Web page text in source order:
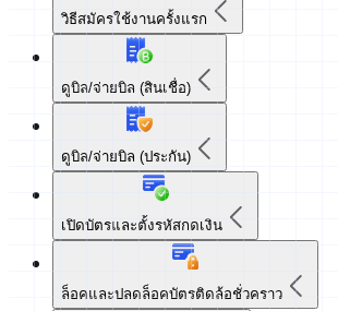
วิธีสมัครใช้งานครั้งแรก
ดูบิล/จ่ายบิล (สินเชื่อ)
ดูบิล/จ่ายบิล (ประกัน)
เปิดบัตรและตั้งรหัสกดเงิน
ล็อคและปลดล็อคบัตรติดล้อชั่วคราว